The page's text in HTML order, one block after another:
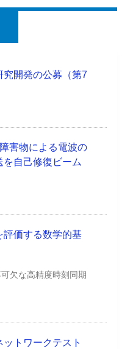
究開発の公募（第7
害物による電波の
自己修復ビーム
評価する数学的基
欠な高精度時刻同期
トワークテスト